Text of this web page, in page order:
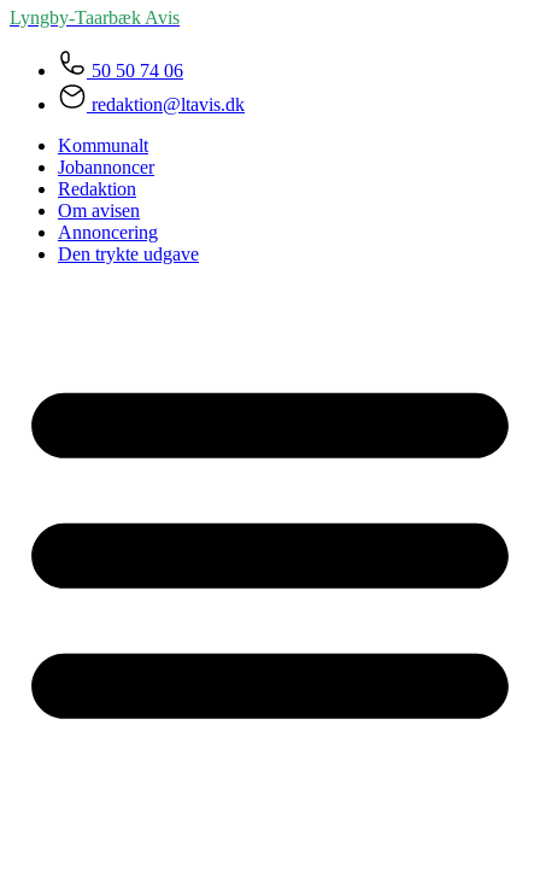
Lyngby-TaarbækAvis
50 50 74 06
redaktion@ltavis.dk
Kommunalt
Jobannoncer
Redaktion
Om avisen
Annoncering
Den trykte udgave